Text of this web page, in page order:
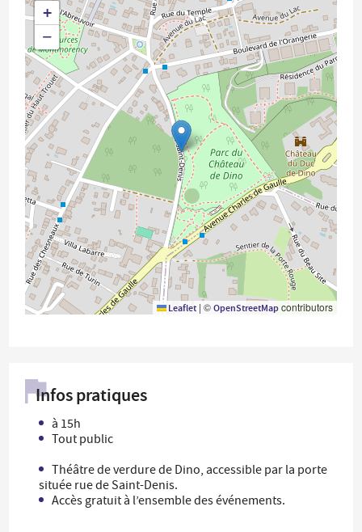
+
−
Leaflet | ©OpenStreetMapcontributors
Infos pratiques
à 15h
Tout public
Théâtre de verdure de Dino, accessible par la porte
située rue de Saint-Denis.
Accès gratuit à l’ensemble des événements.